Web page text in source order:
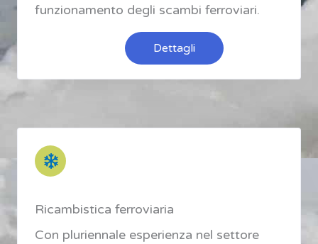
funzionamento degli scambi ferroviari.
Dettagli
Ricambistica ferroviaria
Con pluriennale esperienza nel settore